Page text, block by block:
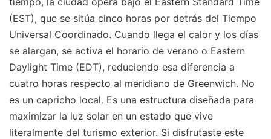
(EST), que se sitúa cinco horas por detrás del Tiempo
Universal Coordinado. Cuando llega el calor y los días
se alargan, se activa el horario de verano o Eastern
Daylight Time (EDT), reduciendo esa diferencia a
cuatro horas respecto al meridiano de Greenwich. No
es un capricho local. Es una estructura diseñada para
maximizar la luz solar en un estado que vive
literalmente del turismo exterior. Si disfrutaste este